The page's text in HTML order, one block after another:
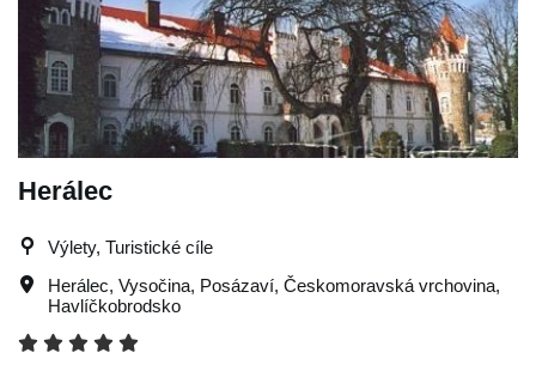
Herálec
Výlety, Turistické cíle
Herálec, Vysočina, Posázaví, Českomoravská vrchovina,
Havlíčkobrodsko